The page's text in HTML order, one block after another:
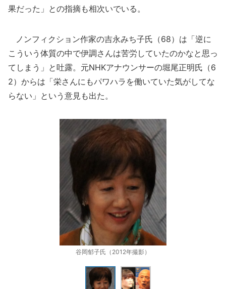
果だった」との指摘も相次いでいる。
ノンフィクション作家の吉永みち子氏（68）は「逆に
こういう体質の中で伊調さんは苦労していたのかなと思っ
てしまう」と吐露。元NHKアナウンサーの堀尾正明氏（6
2）からは「栄さんにもパワハラを働いていた気がしてな
らない」という意見も出た。
谷岡郁子氏（2012年撮影）